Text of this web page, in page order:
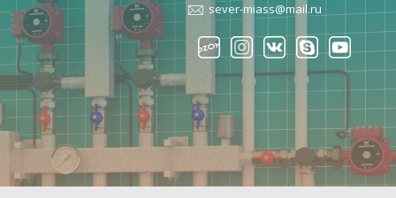
sever-miass@mail.ru